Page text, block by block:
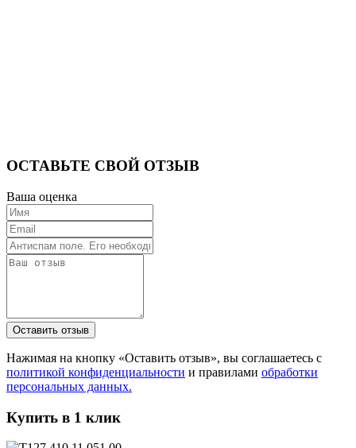
ОСТАВЬТЕ СВОЙ ОТЗЫВ
Ваша оценка
Нажимая на кнопку «Оставить отзыв», вы соглашаетесь с
политикой конфиденциальности и правилами обработки
персональных данных.
Купить в 1 клик